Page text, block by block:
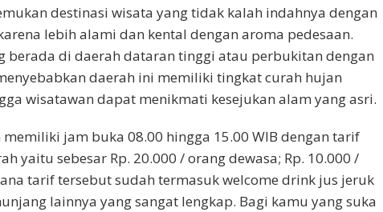
destinasi wisata yang tidak kalah indahnya dengan
lebih alami dan kental dengan aroma pedesaan.
berada di daerah dataran tinggi atau perbukitan dengan
daerah ini memiliki tingkat curah hujan
wisatawan dapat menikmati kesejukan alam yang asri.
memiliki jam buka 08.00 hingga 15.00 WIB dengan tarif
yaitu sebesar Rp. 20.000 / orang dewasa; Rp. 10.000 /
tarif tersebut sudah termasuk welcome drink jus jeruk
lainnya yang sangat lengkap. Bagi kamu yang suka